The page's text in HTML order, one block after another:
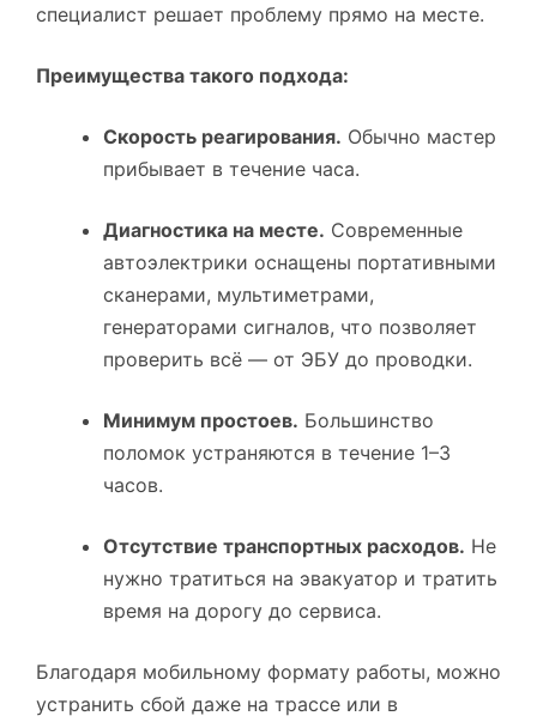
специалист решает проблему прямо на месте.
Преимущества такого подхода:
Скорость реагирования. Обычно мастер
прибывает в течение часа.
Диагностика на месте. Современные
автоэлектрики оснащены портативными
сканерами, мультиметрами,
генераторами сигналов, что позволяет
проверить всё — от ЭБУ до проводки.
Минимум простоев. Большинство
поломок устраняются в течение 1–3
часов.
Отсутствие транспортных расходов. Не
нужно тратиться на эвакуатор и тратить
время на дорогу до сервиса.
Благодаря мобильному формату работы, можно
устранить сбой даже на трассе или в